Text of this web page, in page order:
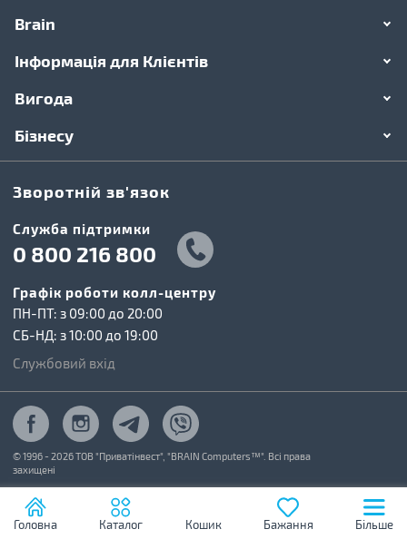
Brain
Інформація для Клієнтів
Вигода
Бізнесу
Зворотній зв'язок
Cлужба підтримки
0 800 216 800
Графік роботи колл-центру
ПН-ПТ: з 09:00 до 20:00
СБ-НД: з 10:00 до 19:00
Службовий вхід
© 1996 - 2026 ТОВ "Приватінвест", "BRAIN Computers™". Всі права
захищені
Головна Каталог Кошик Бажання Більше